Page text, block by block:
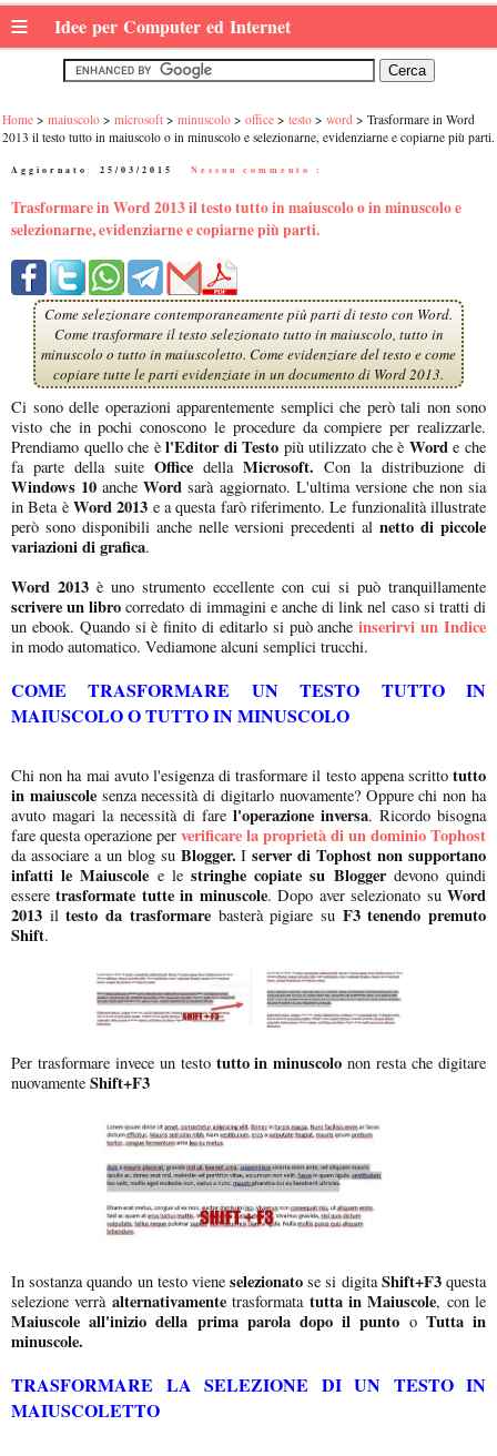
≡ Idee per Computer ed Internet
Home maiuscolo microsoft minuscolo office testo word
Trasformare in Word
2013 il testo tutto in maiuscolo o in minuscolo e selezionarne, evidenziarne e copiarne più parti.
Aggiornato: 25/03/2015 Nessun commento :
Trasformare in Word 2013 il testo tutto in maiuscolo o in minuscolo e
selezionarne, evidenziarne e copiarne più parti.
Come selezionare contemporaneamente più parti di testo con Word.
Come trasformare il testo selezionato tutto in maiuscolo, tutto in
minuscolo o tutto in maiuscoletto. Come evidenziare del testo e come
copiare tutte le parti evidenziate in un documento di Word 2013.
Ci sono delle operazioni apparentemente semplici che però tali non sono
visto che in pochi conoscono le procedure da compiere per realizzarle.
Prendiamo quello che èl'Editor di Testo più utilizzato che è Worde che
fa parte della suite Office della Microsoft. Con la distribuzione di
Windows 10 anche Word sarà aggiornato. L'ultima versione che non sia
in Beta è Word 2013 e a questa farò riferimento. Le funzionalità illustrate
però sono disponibili anche nelle versioni precedenti alnetto di piccole
variazioni di grafica.
Word 2013 è uno strumento eccellente con cui si può tranquillamente
scrivere un libro corredato di immagini e anche di link nel caso si tratti di
un ebook. Quando si è finito di editarlo si può anche inserirvi un Indice
in modo automatico. Vediamone alcuni semplici trucchi.
COME TRASFORMARE UN TESTO TUTTO IN
MAIUSCOLO O TUTTO IN MINUSCOLO
Chi non ha mai avuto l'esigenza di trasformare il testo appena scrittotutto
in maiuscolesenza necessità di digitarlo nuovamente? Oppure chi non ha
avuto magari la necessità di fare l'operazione inversa. Ricordo bisogna
fare questa operazione per verificare la proprietà di un dominio Tophost
da associare a un blog su Blogger. Iserver di Tophost non supportano
infatti le Maiuscole e lestringhe copiate su Bloggerdevono quindi
esseretrasformate tutte in minuscole. Dopo aver selezionato suWord
2013 iltesto da trasformarebasterà pigiare su F3 tenendo premuto
Shift.
Per trasformare invece un testotutto in minuscolo non resta che digitare
nuovamente Shift+F3
In sostanza quando un testo vieneselezionato se si digitaShift+F3questa
selezione verrà alternativamentetrasformata tutta in Maiuscole, con le
Maiuscole all'inizio della prima parola dopo il punto o Tutta in
minuscole.
TRASFORMARE LA SELEZIONE DI UN TESTO IN
MAIUSCOLETTO